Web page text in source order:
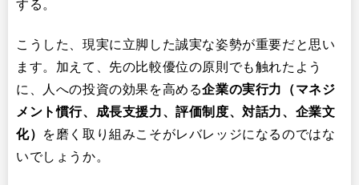
する。
こうした、現実に立脚した誠実な姿勢が重要だと思い
ます。加えて、先の比較優位の原則でも触れたよう
に、人への投資の効果を高める企業の実行力（マネジ
メント慣行、成長支援力、評価制度、対話力、企業文
化）​
を磨く取り組みこそがレバレッジになるのではな
いでしょうか。